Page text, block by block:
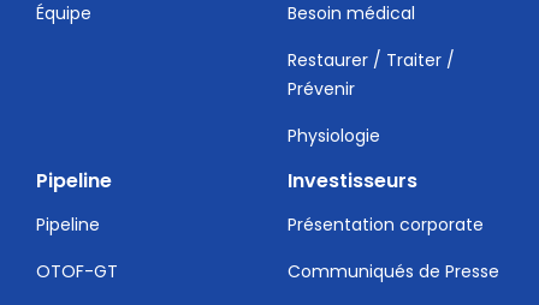
Équipe
Besoin médical
Restaurer / Traiter /
Prévenir
Physiologie
Pipeline
Pipeline
OTOF-GT
Investisseurs
Présentation corporate
Communiqués de Presse